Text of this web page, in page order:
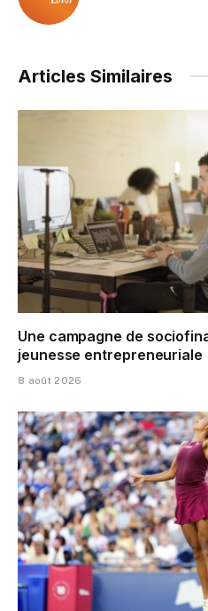
Articles Similaires
Une campagne de
jeunesse entrepreneuriale
8 août 2026